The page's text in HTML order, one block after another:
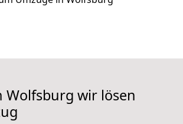
Wolfsburg wir lösen